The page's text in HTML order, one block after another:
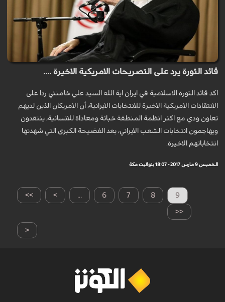
قائد الثورة يرد على التصريحات الامريكية الاخيرة ....
اكد قائد الثورة الاسلامية في ايران اية الله السيد علي خامنئي ردا على
الانتقادات الامريكية الاخيرة للانتخابات الايرانية، أن الامريكان الذين لديهم
تعاون ودي مع اكثر انظمة المنطقة خباثة ومعاداة للانسانية، ينتقدون
ويهاجمون انتخابات الشعب الايراني، بعد الفضيحة الكبرى التي شهدتها
انتخاباتهم الاخيرة.
الخميس 9 مارس 2017 - 18:07 بتوقيت مكة
>> > ... 6 7 8 9
<
<<